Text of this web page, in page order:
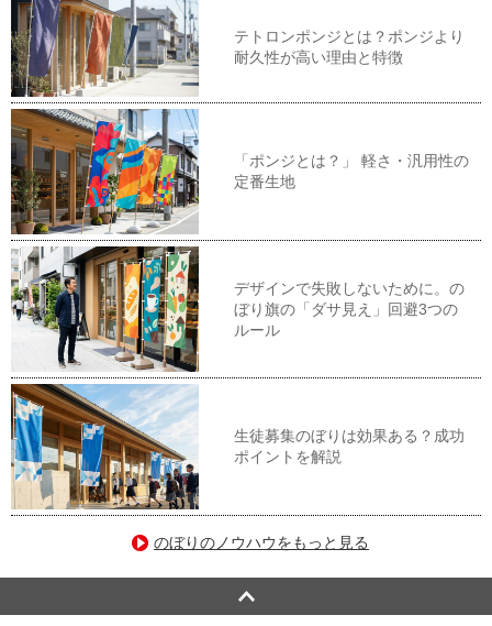
テトロンポンジとは？ポンジより
耐久性が高い理由と特徴
「ポンジとは？」 軽さ・汎用性の
定番生地
デザインで失敗しないために。の
ぼり旗の「ダサ見え」回避3つの
ルール
生徒募集のぼりは効果ある？成功
ポイントを解説
のぼりのノウハウをもっと見る